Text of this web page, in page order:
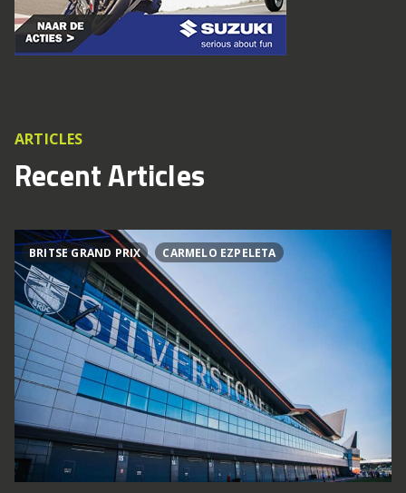
ARTICLES
Recent Articles
BRITSE GRAND PRIX CARMELO EZPELETA